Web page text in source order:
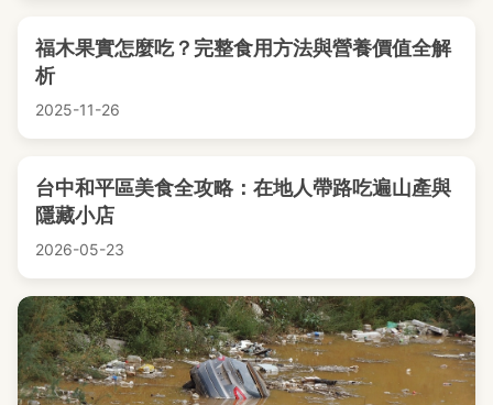
福木果實怎麼吃？完整食用方法與營養價值全解
析
2025-11-26
台中和平區美食全攻略：在地人帶路吃遍山產與
隱藏小店
2026-05-23